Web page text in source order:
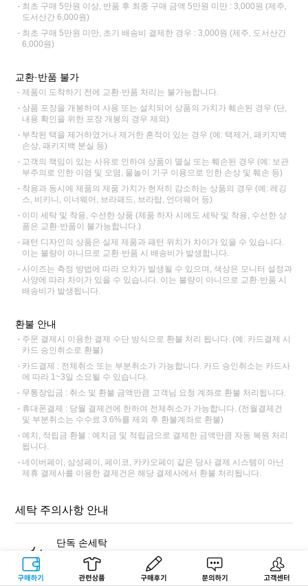
구매하기 관련상품 상품후기 문의하기 고객센터
최초 구매 5만원 이상, 반품 후 최종 구매 금액 5만원 미만 : 3,000원 (제주,
도서산간 6,000원)
최초 구매 5만원 미만, 초기 배송비 결제한 경우 : 3,000원 (제주, 도서산간
6,000원)
교환·반품 불가
제품이 도착하기 전에 교환·반품 처리는 불가능합니다.
상품 포장을 개봉하여 사용 또는 설치되어 상품의 가치가 훼손된 경우 (단,
내용 확인을 위한 포장 개봉의 경우 제외)
부착된 택을 제거하였거나 제거한 흔적이 있는 경우 (예: 택제거, 패키지백
손상, 패키지백 분실 등)
고객의 책임이 있는 사유로 인하여 상품이 멸실 또는 훼손된 경우 (예: 보관
부주의로 인한 이염 및 오염, 물놀이 기구 이용으로 인한 손상 및 훼손 등)
착용과 동시에 제품의 제품 가치가 현저히 감소하는 상품의 경우 (예: 레깅
스, 비키니, 이너웨어, 브라패드, 브라탑, 언더웨어 등)
이미 세탁 및 착용, 수선한 상품 (제품 하자 시에도 세탁 및 착용, 수선한 상
품은 교환·반품이 불가능합니다.)
패턴 디자인의 상품은 실제 제품과 패턴 위치가 차이가 있을 수 있습니다.
이는 불량이 아니므로 교환·반품 시 배송비가 발생합니다.
사이즈는 측정 방법에 따라 오차가 발생될 수 있으며, 색상은 모니터 설정과
사양에 따라 차이가 있을 수 있습니다. 이는 불량이 아니므로 교환·반품 시
배송비가 발생됩니다.
환불 안내
주문 결제시 이용한 결제 수단 방식으로 환불 처리 됩니다. (예: 카드결제 시
카드 승인취소로 환불)
카드결제 : 전체취소 또는 부분취소가 가능합니다. 카드 승인취소는 카드사
에 따라 1~3일 소요될 수 있습니다.
무통장입금 : 취소 및 환불 금액만큼 고객님 요청 계좌로 환불 처리됩니다.
휴대폰결제 : 당월 결제건에 한하여 전체취소가 가능합니다. (전월결제건
및 부분취소는 수수료 3.6%를 제외 후 환불계좌로 환불)
예치, 적립금 환불 : 예치금 및 적립금으로 결제한 금액만큼 자동 복원 처리
됩니다.
네이버페이, 삼성페이, 페이코, 카카오페이 같은 당사 결제 시스템이 아닌
제휴 결제사를 이용한 결제건은 해당 결제사에서 환불 처리됩니다.
세탁 주의사항 안내
단독 손세탁
반드시 표백 성분이 없는 중성세제를 사용해 단독 손세탁해주세
요. 염색 잔료가 빠져나와 다른 제품에 이염이 될 수 있습니다.